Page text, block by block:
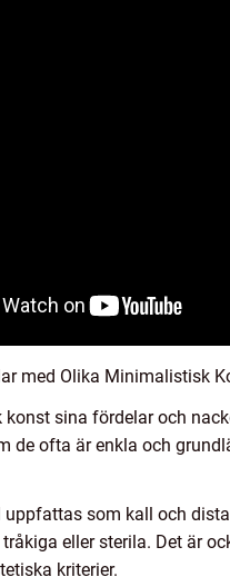
med Olika Minimalistisk
sina fördelar och
de ofta är enkla och
som kall och
eller sterila. Det är
kriterier.